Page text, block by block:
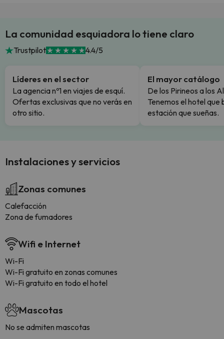
La comunidad esquiadora lo tiene claro
Trustpilot 4.4/5
Líderes en el sector
La agencia nº1 en viajes de esquí.
Ofertas exclusivas que no verás en
otro sitio.
El mayor catálogo
De los Pirineos a los
Tenemos el hotel que
estación que sueñas.
Instalaciones y servicios
Zonas comunes
Calefacción
Zona de fumadores
Wifi e Internet
Wi-Fi
Wi-Fi gratuito en zonas comunes
Wi-Fi gratuito en todo el hotel
Mascotas
No se admiten mascotas